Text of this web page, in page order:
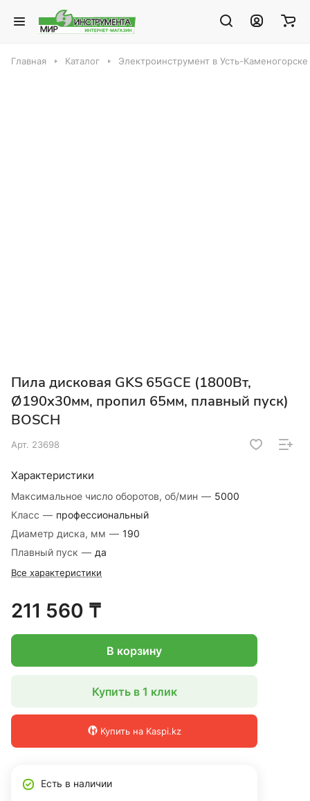
Главная Каталог Электроинструмент в Усть-Каменогорске
Пила дисковая GKS 65GCE (1800Вт,
Ø190х30мм, пропил 65мм, плавный пуск)
BOSCH
Арт. 23698
Характеристики
Максимальное число оборотов, об/мин — 5000
Класс — профессиональный
Диаметр диска, мм — 190
Плавный пуск — да
Все характеристики
211 560 ₸
В корзину
Купить в 1 клик
Купить на Kaspi.kz
Есть в наличии